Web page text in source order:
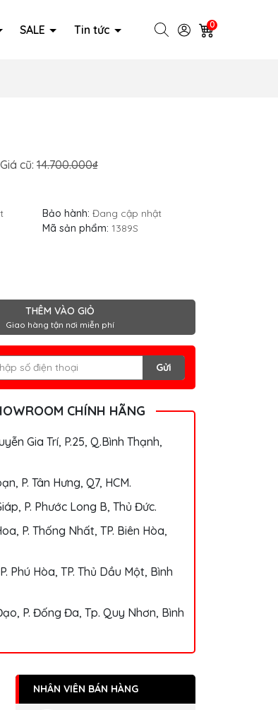
SALE Tin tức 0
Giá cũ: 14.700.000₫
Bảo hành: Đang cập nhật
Mã sản phẩm: 1389S
THÊM VÀO GIỎ
Giao hàng tận nơi miễn phí
Gửi
CHÍNH HÃNG
Gia Trí, P.25, Q.Bình Thạnh,
P. Tân Hưng, Q7, HCM.
P. Phước Long B, Thủ Đức.
P. Thống Nhất, TP. Biên Hòa,
Phú Hòa, TP. Thủ Dầu Một, Bình
P. Đống Đa, Tp. Quy Nhơn, Bình
NHÂN VIÊN BÁN HÀNG